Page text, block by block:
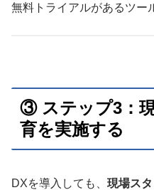
無料トライアルがあるツー
③ ステップ3：
育を実施する
DXを導入しても、 現場ス